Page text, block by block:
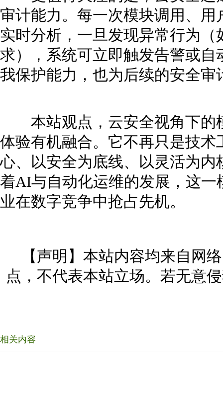
审计能力。每一次模块调用、
实时分析，一旦发现异常行为
求），系统可立即触发告警或
我保护能力，也为后续的安全审
本站观点，云安全视角下的
体验有机融合。它不再只是技
心、以安全为底线、以灵活为
着AI与自动化运维的发展，这
业在数字竞争中抢占先机。
【声明】本站内容均来自网
点，不代表本站立场。若无意
相关内容